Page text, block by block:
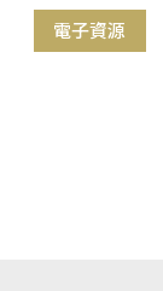
電子資源